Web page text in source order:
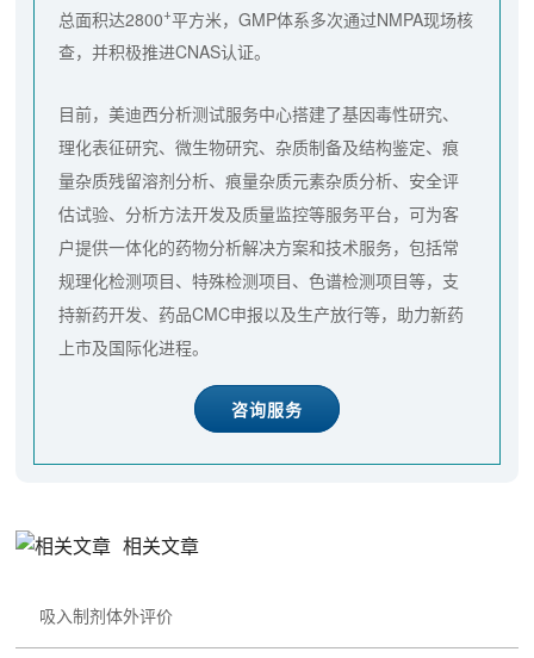
总面积达2800+平方米，GMP体系多次通过NMPA现场核
查，并积极推进CNAS认证。
目前，美迪西分析测试服务中心搭建了基因毒性研究、
理化表征研究、微生物研究、杂质制备及结构鉴定、痕
量杂质残留溶剂分析、痕量杂质元素杂质分析、安全评
估试验、分析方法开发及质量监控等服务平台，可为客
户提供一体化的药物分析解决方案和技术服务，包括常
规理化检测项目、特殊检测项目、色谱检测项目等，支
持新药开发、药品CMC申报以及生产放行等，助力新药
上市及国际化进程。
咨询服务
相关文章
吸入制剂体外评价